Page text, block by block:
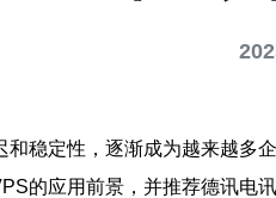
和稳定性，逐渐成为越来越多
的应用前景，并推荐德讯电